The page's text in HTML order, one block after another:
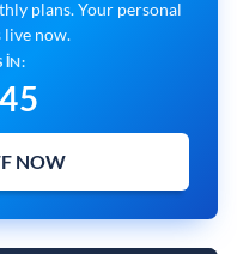
plans. Your personal
now.
IN:
44
NOW